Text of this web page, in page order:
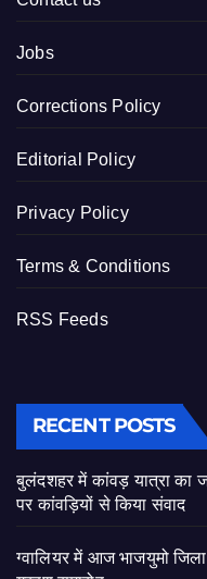
Jobs
Corrections Policy
Editorial Policy
Privacy Policy
Terms & Conditions
RSS Feeds
RECENT POSTS
बुलंदशहर में कांवड़ यात्रा का
पर कांवड़ियों से किया संवाद
ग्वालियर में आज भाजयुमो